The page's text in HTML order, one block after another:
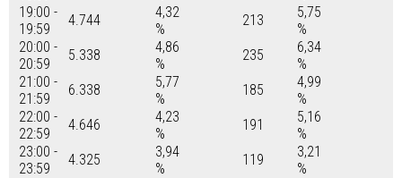
19:00 -
19:59
4.744
4,32
%
213
5,75
%
20:00 -
20:59
5.338
4,86
%
235
6,34
%
21:00 -
21:59
6.338
5,77
%
185
4,99
%
22:00 -
22:59
4.646
4,23
%
191
5,16
%
23:00 -
23:59
4.325
3,94
%
119
3,21
%